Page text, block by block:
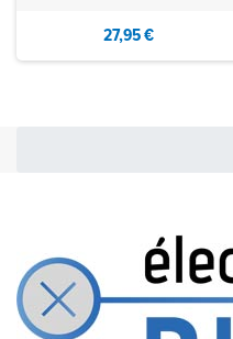
27,95 €